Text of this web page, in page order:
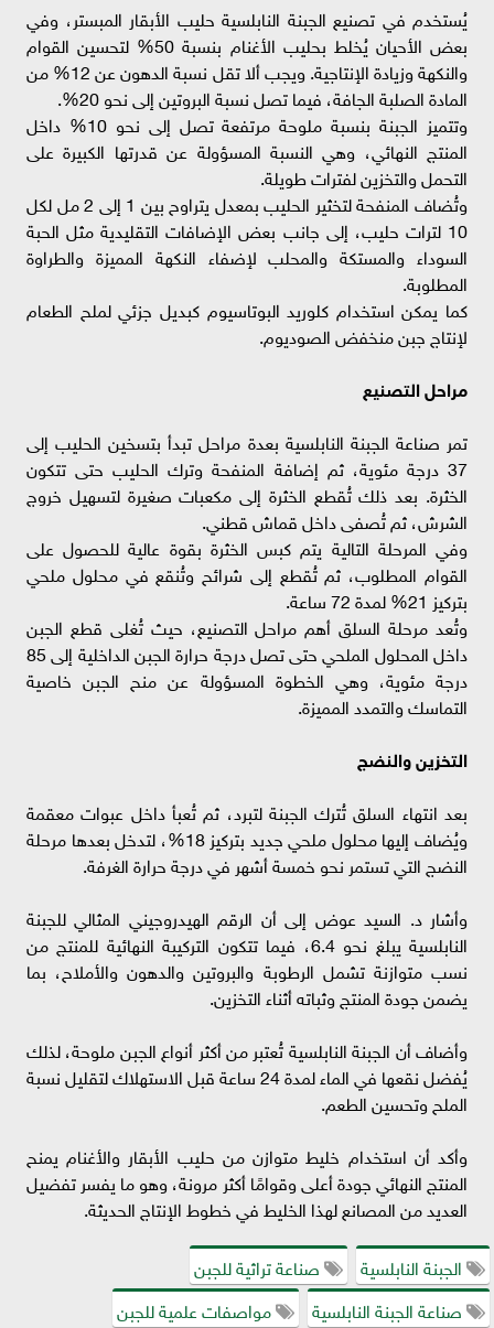
يُستخدم في تصنيع الجبنة النابلسية حليب الأبقار المبستر، وفي
بعض الأحيان يُخلط بحليب الأغنام بنسبة 50% لتحسين القوام
والنكهة وزيادة الإنتاجية. ويجب ألا تقل نسبة الدهون عن 12% من
المادة الصلبة الجافة، فيما تصل نسبة البروتين إلى نحو 20%.
وتتميز الجبنة بنسبة ملوحة مرتفعة تصل إلى نحو 10% داخل
المنتج النهائي، وهي النسبة المسؤولة عن قدرتها الكبيرة على
التحمل والتخزين لفترات طويلة.
وتُضاف المنفحة لتخثير الحليب بمعدل يتراوح بين 1 إلى 2 مل لكل
10 لترات حليب، إلى جانب بعض الإضافات التقليدية مثل الحبة
السوداء والمستكة والمحلب لإضفاء النكهة المميزة والطراوة
المطلوبة.
كما يمكن استخدام كلوريد البوتاسيوم كبديل جزئي لملح الطعام
لإنتاج جبن منخفض الصوديوم.
مراحل التصنيع
تمر صناعة الجبنة النابلسية بعدة مراحل تبدأ بتسخين الحليب إلى
37 درجة مئوية، ثم إضافة المنفحة وترك الحليب حتى تتكون
الخثرة. بعد ذلك تُقطع الخثرة إلى مكعبات صغيرة لتسهيل خروج
الشرش، ثم تُصفى داخل قماش قطني.
وفي المرحلة التالية يتم كبس الخثرة بقوة عالية للحصول على
القوام المطلوب، ثم تُقطع إلى شرائح وتُنقع في محلول ملحي
بتركيز 21% لمدة 72 ساعة.
وتُعد مرحلة السلق أهم مراحل التصنيع، حيث تُغلى قطع الجبن
داخل المحلول الملحي حتى تصل درجة حرارة الجبن الداخلية إلى 85
درجة مئوية، وهي الخطوة المسؤولة عن منح الجبن خاصية
التماسك والتمدد المميزة.
التخزين والنضج
بعد انتهاء السلق تُترك الجبنة لتبرد، ثم تُعبأ داخل عبوات معقمة
ويُضاف إليها محلول ملحي جديد بتركيز 18%، لتدخل بعدها مرحلة
النضج التي تستمر نحو خمسة أشهر في درجة حرارة الغرفة.
وأشار د. السيد عوض إلى أن الرقم الهيدروجيني المثالي للجبنة
النابلسية يبلغ نحو 6.4، فيما تتكون التركيبة النهائية للمنتج من
نسب متوازنة تشمل الرطوبة والبروتين والدهون والأملاح، بما
يضمن جودة المنتج وثباته أثناء التخزين.
وأضاف أن الجبنة النابلسية تُعتبر من أكثر أنواع الجبن ملوحة، لذلك
يُفضل نقعها في الماء لمدة 24 ساعة قبل الاستهلاك لتقليل نسبة
الملح وتحسين الطعم.
وأكد أن استخدام خليط متوازن من حليب الأبقار والأغنام يمنح
المنتج النهائي جودة أعلى وقوامًا أكثر مرونة، وهو ما يفسر تفضيل
العديد من المصانع لهذا الخليط في خطوط الإنتاج الحديثة.
الجبنة النابلسية
صناعة تراثية للجبن
صناعة الجبنة النابلسية
مواصفات علمية للجبن